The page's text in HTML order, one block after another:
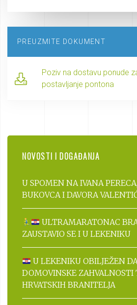
PREUZMITE DOKUMENT
Poziv na dostavu ponude
postavljanje pontona
NOVOSTI I DOGAĐANJA
U SPOMEN NA IVANA
BUKOVCA I DAVORA
ULTRAMARATONAC
ZAUSTAVIO SE I U LEKENIKU
U LEKENIKU OBILJEŽEN
DOMOVINSKE ZAHVALNOSTI
HRVATSKIH BRANITELJA